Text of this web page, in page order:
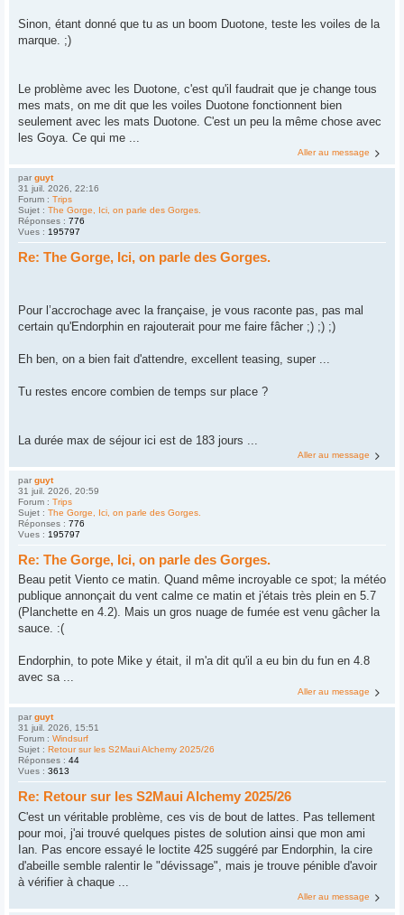
Sinon, étant donné que tu as un boom Duotone, teste les voiles de la
marque. ;)
Le problème avec les Duotone, c'est qu'il faudrait que je change tous
mes mats, on me dit que les voiles Duotone fonctionnent bien
seulement avec les mats Duotone. C'est un peu la même chose avec
les Goya. Ce qui me ...
Aller au message
par guyt
31 juil. 2026, 22:16
Forum : Trips
Sujet : The Gorge, Ici, on parle des Gorges.
Réponses : 776
Vues : 195797
Re: The Gorge, Ici, on parle des Gorges.
Pour l’accrochage avec la française, je vous raconte pas, pas mal
certain qu'Endorphin en rajouterait pour me faire fâcher ;) ;) ;)
Eh ben, on a bien fait d'attendre, excellent teasing, super ...
Tu restes encore combien de temps sur place ?
La durée max de séjour ici est de 183 jours ...
Aller au message
par guyt
31 juil. 2026, 20:59
Forum : Trips
Sujet : The Gorge, Ici, on parle des Gorges.
Réponses : 776
Vues : 195797
Re: The Gorge, Ici, on parle des Gorges.
Beau petit Viento ce matin. Quand même incroyable ce spot; la météo
publique annonçait du vent calme ce matin et j'étais très plein en 5.7
(Planchette en 4.2). Mais un gros nuage de fumée est venu gâcher la
sauce. :(
Endorphin, to pote Mike y était, il m'a dit qu'il a eu bin du fun en 4.8
avec sa ...
Aller au message
par guyt
31 juil. 2026, 15:51
Forum : Windsurf
Sujet : Retour sur les S2Maui Alchemy 2025/26
Réponses : 44
Vues : 3613
Re: Retour sur les S2Maui Alchemy 2025/26
C'est un véritable problème, ces vis de bout de lattes. Pas tellement
pour moi, j'ai trouvé quelques pistes de solution ainsi que mon ami
Ian. Pas encore essayé le loctite 425 suggéré par Endorphin, la cire
d'abeille semble ralentir le "dévissage", mais je trouve pénible d'avoir
à vérifier à chaque ...
Aller au message